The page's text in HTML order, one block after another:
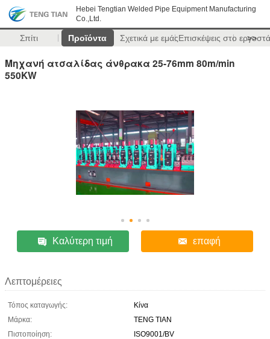
Hebei Tengtian Welded Pipe Equipment Manufacturing
Co.,Ltd.
Σπίτι Προϊόντα Σχετικά με εμάςΕπισκέψεις στο >>
Μηχανή ατσαλίδας άνθρακα 25-76mm 80m/min
550KW
Καλύτερη τιμή επαφή
Λεπτομέρειες
Τόπος καταγωγής:
Κίνα
Μάρκα:
TENG TIAN
Πιστοποίηση:
ISO9001/BV